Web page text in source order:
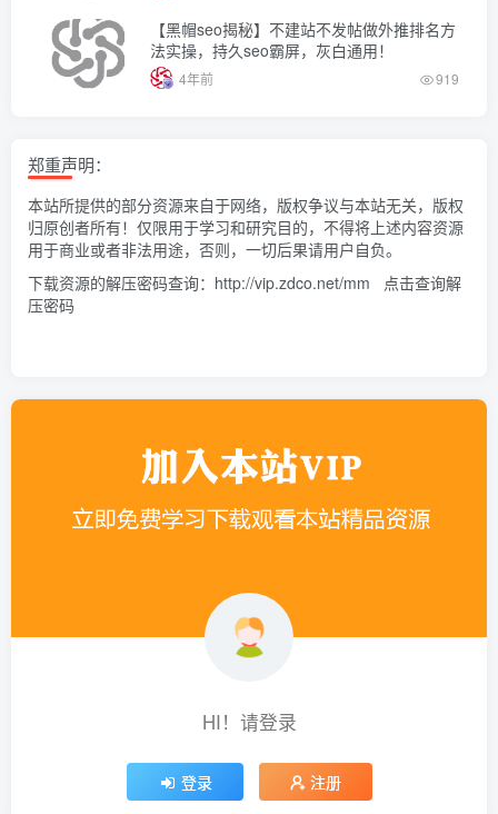
【黑帽seo揭秘】不建站不发帖做外推排名方
法实操，持久seo霸屏，灰白通用！
4年前 919
郑重声明：
本站所提供的部分资源来自于网络，版权争议与本站无关，版权
归原创者所有！仅限用于学习和研究目的，不得将上述内容资源
用于商业或者非法用途，否则，一切后果请用户自负。
下载资源的解压密码查询： http://vip.zdco.net/mm
点击查询解
压密码
HI！请登录
登录 注册